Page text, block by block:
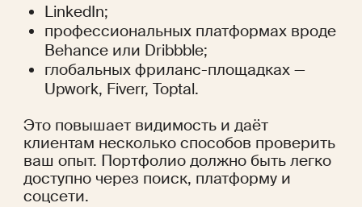
LinkedIn;
профессиональных платформах вроде
Behance или Dribbble;
глобальных фриланс-площадках —
Upwork, Fiverr, Toptal.
Это повышает видимость и даёт
клиентам несколько способов проверить
ваш опыт. Портфолио должно быть легко
доступно через поиск, платформу и
соцсети.